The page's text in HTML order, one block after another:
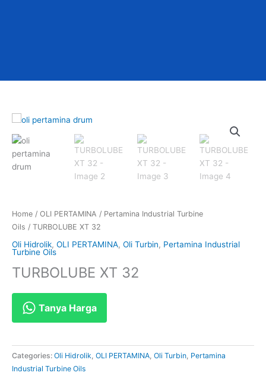
Home / OLI PERTAMINA / Pertamina Industrial Turbine
Oils / TURBOLUBE XT 32
Oli Hidrolik, OLI PERTAMINA, Oli Turbin, Pertamina Industrial
Turbine Oils
TURBOLUBE XT 32
Tanya Harga
Categories: Oli Hidrolik OLI PERTAMINA Oli Turbin Pertamina
Industrial Turbine Oils